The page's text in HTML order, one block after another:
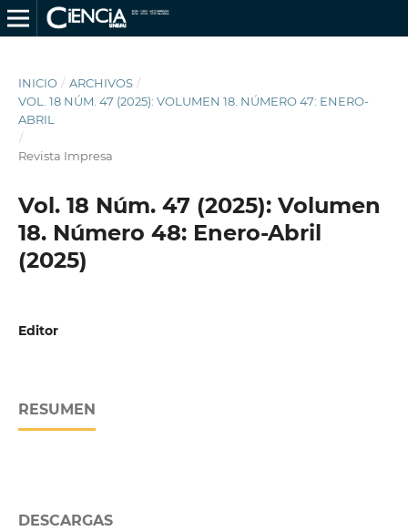
INICIO / ARCHIVOS /
VOL. 18 NÚM. 47 (2025): VOLUMEN 18. NÚMERO 47: ENERO-
ABRIL
/
Revista Impresa
Vol. 18 Núm. 47 (2025): Volumen
18. Número 48: Enero-Abril
(2025)
Editor
RESUMEN
DESCARGAS